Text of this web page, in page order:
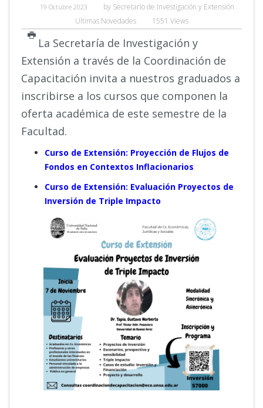
19 Octubre 2023 by Secretario de Investigación y Extensión
Ultimas Novedades
1551 Views
La Secretaría de Investigación y
Extensión a través de la Coordinación de
Capacitación invita a nuestros graduados a
inscribirse a los cursos que componen la
oferta académica de este semestre de la
Facultad.
Curso de Extensión: Proyección de Flujos de
Fondos en Contextos Inflacionarios
Curso de Extensión: Evaluación Proyectos de
Inversión de Triple Impacto